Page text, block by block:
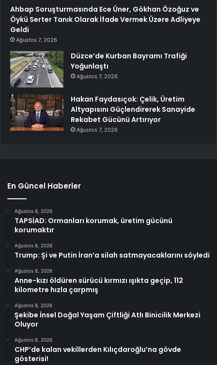
Ahbap Soruşturmasında Ece Üner, Gökhan Özoğuz ve
Öykü Serter Tanık Olarak İfade Vermek Üzere Adliyeye
Geldi
Ağustos 7, 2026
Düzce’de Kurban Bayramı Trafiği
Yoğunlaştı
Ağustos 7, 2026
Hakan Faydasıçok: Çelik, Üretim
Altyapısını Güçlendirerek Sanayide
Rekabet Gücünü Artırıyor
Ağustos 7, 2026
En Güncel Haberler
Ağustos 8, 2026
TAPSİAD: Ormanları korumak, üretim gücünü
korumaktır
Ağustos 8, 2026
Trump: Şi ve Putin İran’a silah satmayacaklarını söyledi
Ağustos 8, 2026
Anne-kızı öldüren sürücü kırmızı ışıkta geçip, 112
kilometre hızla çarpmış
Ağustos 8, 2026
Şekibe İnsel Doğal Yaşam Çiftliği Atlı Binicilik Merkezi
Oluyor
Ağustos 8, 2026
CHP’de kalan vekillerden Kılıçdaroğlu’na gövde
gösterisi!